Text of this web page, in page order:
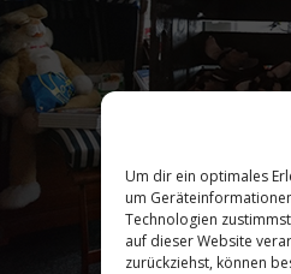
Um dir ein optimales
um
Technologien
auf dieser Website
zurückziehst, können